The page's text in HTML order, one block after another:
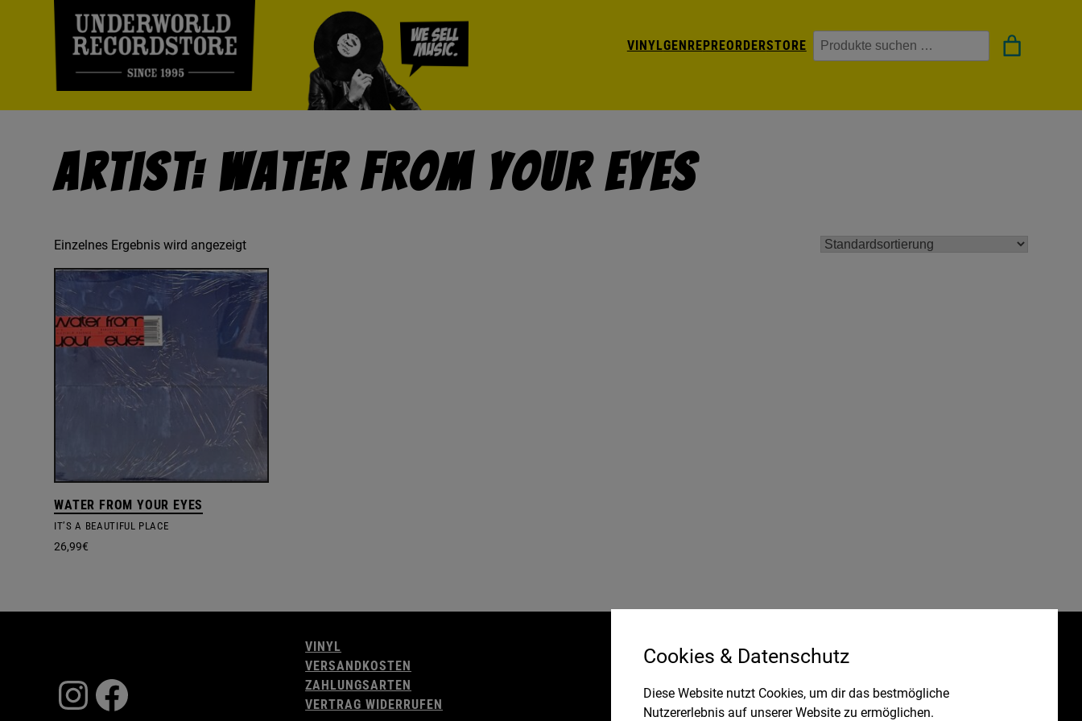
VINYLGENREPREORDERSTORE Suchen
Artist: Water From Your Eyes
Einzelnes Ergebnis wird angezeigt
WATER FROM YOUR EYES
IT’S A BEAUTIFUL PLACE
26,99€
Instagram
Facebook
VINYL
VERSANDKOSTEN
ZAHLUNGSARTEN
VERTRAG WIDERRUFEN
WIDERRUFSBELEHRUNG
IMPRESSUM
DATENSCHUTZ
Cookies & Datenschutz
Diese Website nutzt Cookies, um dir das bestmögliche
Nutzererlebnis auf unserer Website zu ermöglichen.